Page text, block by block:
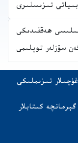
تىزىسلىرى
ھەققىدىكى
سۆزلەر توپلىمى
تىزىملىكى
گېرمانچە كىتابلار
(opens in new tab)